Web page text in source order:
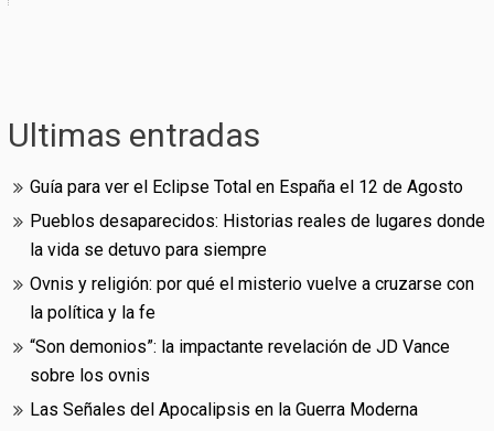
Ultimas entradas
Guía para ver el Eclipse Total en España el 12 de Agosto
Pueblos desaparecidos: Historias reales de lugares donde
la vida se detuvo para siempre
Ovnis y religión: por qué el misterio vuelve a cruzarse con
la política y la fe
“Son demonios”: la impactante revelación de JD Vance
sobre los ovnis
Las Señales del Apocalipsis en la Guerra Moderna